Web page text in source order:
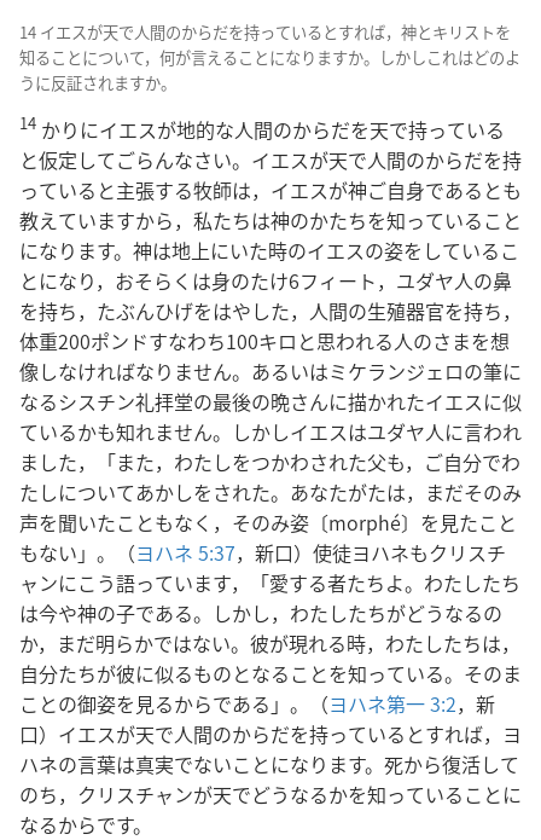
14 イエスが天で人間のからだを持っているとすれば，神とキリストを
知ることについて，何が言えることになりますか。しかしこれはどのよ
うに反証されますか。
14 かりにイエスが地的な人間のからだを天で持っている
と仮定してごらんなさい。イエスが天で人間のからだを持
っていると主張する牧師は，イエスが神ご自身であるとも
教えていますから，私たちは神のかたちを知っていること
になります。神は地上にいた時のイエスの姿をしているこ
とになり，おそらくは身のたけ6フィート，ユダヤ人の鼻
を持ち，たぶんひげをはやした，人間の生殖器官を持ち，
体重200ポンドすなわち100キロと思われる人のさまを想
像しなければなりません。あるいはミケランジェロの筆に
なるシスチン礼拝堂の最後の晩さんに描かれたイエスに似
ているかも知れません。しかしイエスはユダヤ人に言われ
ました，「また，わたしをつかわされた父も，ご自分でわ
たしについてあかしをされた。あなたがたは，まだそのみ
声を聞いたこともなく，そのみ姿〔morphé〕を見たこと
もない」。（ヨハネ 5:37，新口）使徒ヨハネもクリスチ
ャンにこう語っています，「愛する者たちよ。わたしたち
は今や神の子である。しかし，わたしたちがどうなるの
か，まだ明らかではない。彼が現れる時，わたしたちは，
自分たちが彼に似るものとなることを知っている。そのま
ことの御姿を見るからである」。（ヨハネ第一 3:2，新
口）イエスが天で人間のからだを持っているとすれば，ヨ
ハネの言葉は真実でないことになります。死から復活して
のち，クリスチャンが天でどうなるかを知っていることに
なるからです。